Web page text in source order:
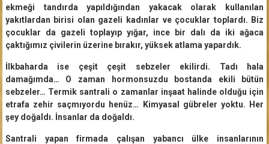
ekmeği tandırda yapıldığından yakacak olarak kullanılan
yakıtlardan birisi olan gazeli kadınlar ve çocuklar toplardı. Biz
çocuklar da gazeli toplayıp yığar, ince bir dalı da iki ağaca
çaktığımız çivilerin üzerine bırakır, yüksek atlama yapardık.
İlkbaharda ise çeşit çeşit sebzeler ekilirdi. Tadı hala
damağımda… O zaman hormonsuzdu bostanda ekili bütün
sebzeler… Termik santrali o zamanlar inşaat halinde olduğu için
etrafa zehir saçmıyordu henüz… Kimyasal gübreler yoktu. Her
şey doğaldı. İnsanlar da doğaldı.
Santrali yapan firmada çalışan yabancı ülke insanlarının